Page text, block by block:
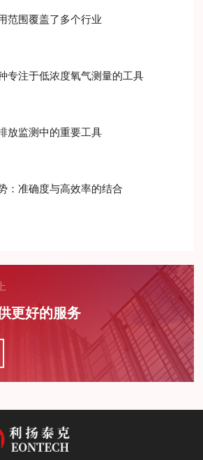
范围覆盖了多个行业
专注于低浓度氧气测量的工具
放监测中的重要工具
：准确度与高效率的结合
更好的服务